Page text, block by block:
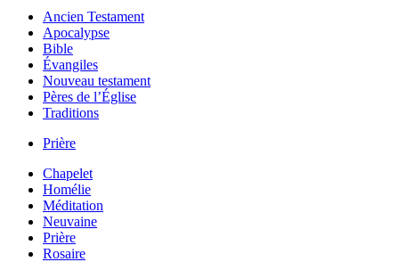
Ancien Testament
Apocalypse
Bible
Évangiles
Nouveau testament
Pères de l’Église
Traditions
Prière
Chapelet
Homélie
Méditation
Neuvaine
Prière
Rosaire